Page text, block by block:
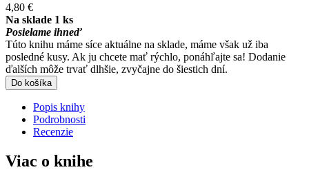
4,80 €
Na sklade 1 ks
Posielame ihneď
Túto knihu máme síce aktuálne na sklade, máme však už iba
posledné kusy. Ak ju chcete mať rýchlo, ponáhľajte sa! Dodanie
ďalších môže trvať dlhšie, zvyčajne do šiestich dní.
Do košíka
Popis knihy
Podrobnosti
Recenzie
Viac o knihe